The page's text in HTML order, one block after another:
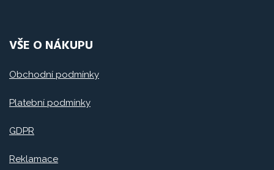
VŠE O NÁKUPU
Obchodní podmínky
Platební podmínky
GDPR
Reklamace